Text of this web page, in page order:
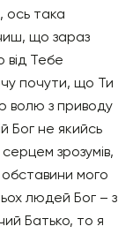
ось така
що зараз
від Тебе
почути, що Ти
волю з приводу
Бог не якийсь
зрозумів,
мого
людей Бог – з
Батько, то я